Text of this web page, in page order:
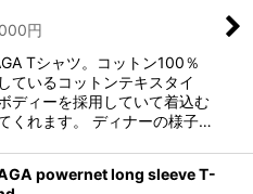
円
Tシャツ。コットン100％
ているコットンテキスタイ
ディーを採用していて着込む
くれます。 ディナーの様子…
powernet long sleeve T-